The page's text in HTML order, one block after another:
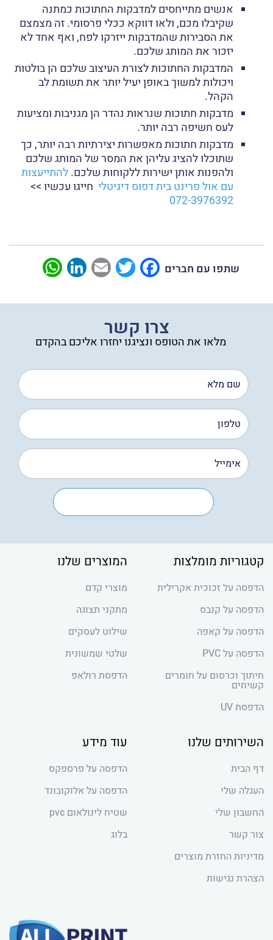
אנשים מתייחסים למדבקות החתוכות כמתנה
שקיבלו מכם, ולאו דווקא ככלי פרסומי. זה מצמצם
את הסבירות שהמדבקות ייזרקו לפח, ואף אחד לא
יזכור את המותג שלכם.
המדבקות החתוכות לצורת העיצוב שלכם הן בולטות
ויכולות למשוך באופן יעיל יותר את תשומת לב
הקהל.
מדבקות חתוכות שנראות נהדר הן מגניבות ומציעות
לעס חשיפה רבה יותר.
מדבקות חתוכות מאפשרות יצירתיות רבה יותר, כך
שתוכלו להציג עליהן את המסר של המותג שלכם
ולהפנות אותן ישירות ללקוחות שלכם.להתייעצות
עם אול פרינט בית דפוס דיגיטלי חייגו עכשיו >>
072-3976392
שתפו עם חברים Facebook
Twitter
Email
צרו קשר
מלאו את הטופס ונציגנו יחזרו אליכם בהקדם
קטגוריות מומלצות
הדפסה על זכוכית אקרילית
הדפסה על קנבס
הדפסה על קאפה
הדפסה על PVC
חיתוך וכרסום על חומרים
קשיחים
הדפסת UV
המוצרים שלנו
מוצרי קדם
מתקני תצוגה
שילוט לעסקים
שלטי שמשונית
הדפסת רולאפ
השירותים שלנו
דף הבית
העגלה שלי
החשבון שלי
צור קשר
מדיניות החזרת מוצרים
הצהרת נגישות
עוד מידע
הדפסה על פרספקס
הדפסה על אלוקובונד
שטיח לינולאום pvc
בלוג